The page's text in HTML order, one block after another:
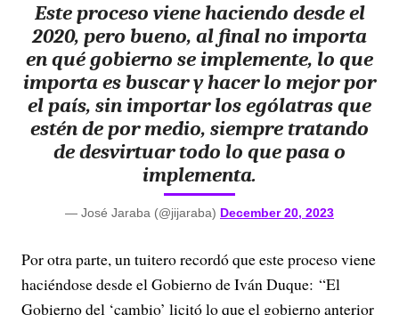
a
y
V
i
d
e
o
Este proceso viene haciendo desde el
2020, pero bueno, al final no importa
en qué gobierno se implemente, lo que
importa es buscar y hacer lo mejor por
el país, sin importar los ególatras que
estén de por medio, siempre tratando
de desvirtuar todo lo que pasa o
implementa.
— José Jaraba (@jijaraba) December 20, 2023
Por otra parte, un tuitero recordó que este proceso viene
haciéndose desde el Gobierno de Iván Duque: “El
Gobierno del ‘cambio’ licitó lo que el gobierno anterior